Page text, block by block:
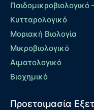
Παιδομικροβιολογικό
Κυτταρολογικό
Μοριακή Βιολογία
Μικροβιολογικό
Αιματολογικό
Βιοχημικό
Προετοιμασία